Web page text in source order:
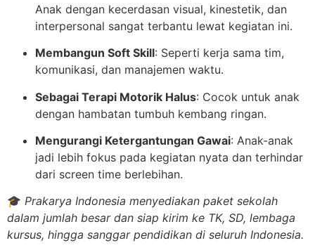
Anak dengan kecerdasan visual, kinestetik, dan
interpersonal sangat terbantu lewat kegiatan ini.
Membangun Soft Skill: Seperti kerja sama tim,
komunikasi, dan manajemen waktu.
Sebagai Terapi Motorik Halus: Cocok untuk anak
dengan hambatan tumbuh kembang ringan.
Mengurangi Ketergantungan Gawai: Anak-anak
jadi lebih fokus pada kegiatan nyata dan terhindar
dari screen time berlebihan.
🎓 Prakarya Indonesia menyediakan paket sekolah
dalam jumlah besar dan siap kirim ke TK, SD, lembaga
kursus, hingga sanggar pendidikan di seluruh Indonesia.